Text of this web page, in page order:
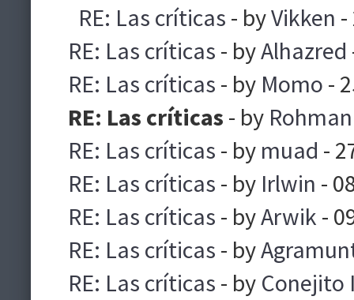
RE: Las críticas - byVikken -
RE: Las críticas - byAlhazred
RE: Las críticas - by Momo -
RE: Las críticas - by Rohman
RE: Las críticas - by muad -
RE: Las críticas - by Irlwin -
RE: Las críticas - byArwik -
RE: Las críticas - by
RE: Las críticas - by Conejito